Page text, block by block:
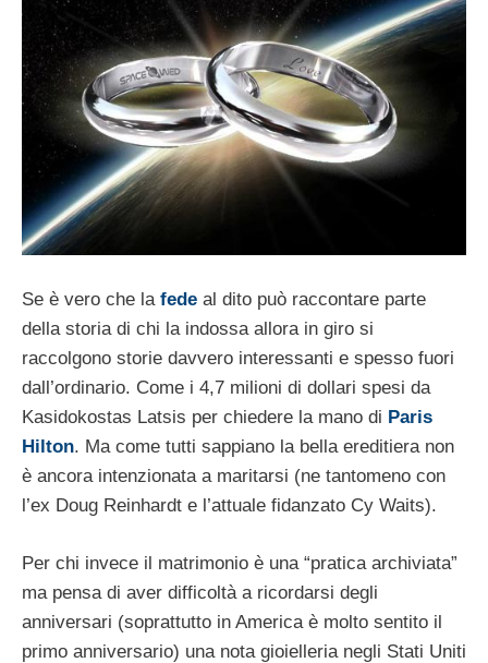
Se è vero che la fede al dito può raccontare parte
della storia di chi la indossa allora in giro si
raccolgono storie davvero interessanti e spesso fuori
dall’ordinario. Come i 4,7 milioni di dollari spesi da
Kasidokostas Latsis per chiedere la mano di Paris
Hilton. Ma come tutti sappiano la bella ereditiera non
è ancora intenzionata a maritarsi (ne tantomeno con
l’ex Doug Reinhardt e l’attuale fidanzato Cy Waits).
Per chi invece il matrimonio è una “pratica archiviata”
ma pensa di aver difficoltà a ricordarsi degli
anniversari (soprattutto in America è molto sentito il
primo anniversario) una nota gioielleria negli Stati Uniti